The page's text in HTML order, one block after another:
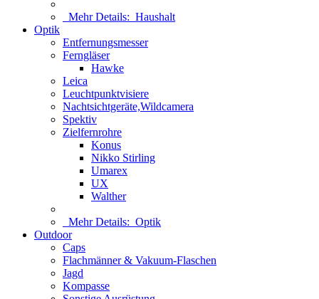
Mehr Details: Haushalt
Optik
Entfernungsmesser
Ferngläser
Hawke
Leica
Leuchtpunktvisiere
Nachtsichtgeräte,Wildcamera
Spektiv
Zielfernrohre
Konus
Nikko Stirling
Umarex
UX
Walther
Mehr Details: Optik
Outdoor
Caps
Flachmänner & Vakuum-Flaschen
Jagd
Kompasse